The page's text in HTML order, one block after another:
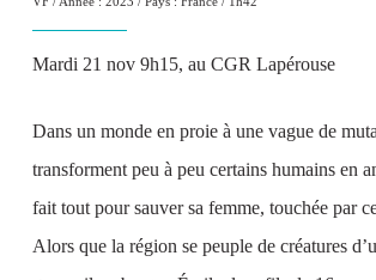
Mardi 21 nov 9h15, au CGR Lapérouse
Dans un monde en proie à une vague de
transforment peu à peu certains humains en
fait tout pour sauver sa femme, touchée par
Alors que la région se peuple de créatures